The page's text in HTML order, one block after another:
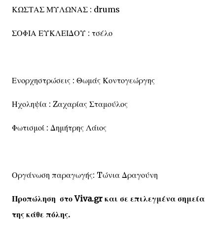
ΚΩΣΤΑΣ ΜΥΛΩΝΑΣ : drums
ΣΟΦΙΑ ΕΥΚΛΕΙΔΟΥ : τσέλο
Ενορχηστρώσεις : Θωμάς Κοντογεώργης
Ηχοληψία : Zαχαρίας Σταμούλος
Φωτισμοί : Δημήτρης Λάιος
Οργάνωση παραγωγής: Tώνια Δραγούνη
Προπώληση στο Viva.gr και σε επιλεγμένα σημεία
της κάθε πόλης.